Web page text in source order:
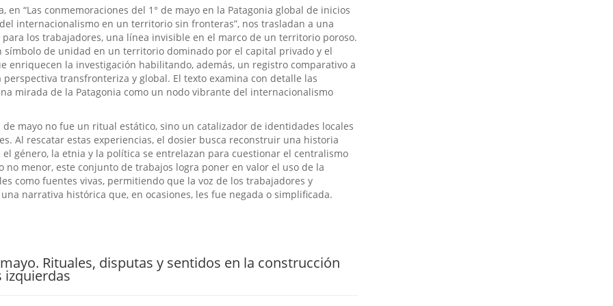
en “Las conmemoraciones del 1° de mayo en la Patagonia global de inicios
internacionalismo en un territorio sin fronteras”, nos trasladan a una
los trabajadores, una línea invisible en el marco de un territorio poroso.
símbolo de unidad en un territorio dominado por el capital privado y el
enriquecen la investigación habilitando, además, un registro comparativo a
transfronteriza y global. El texto examina con detalle las
mirada de la Patagonia como un nodo vibrante del internacionalismo
mayo no fue un ritual estático, sino un catalizador de identidades locales
Al rescatar estas experiencias, el dosier busca reconstruir una historia
género, la etnia y la política se entrelazan para cuestionar el centralismo
menor, este conjunto de trabajos logra poner en valor el uso de la
como fuentes vivas, permitiendo que la voz de los trabajadores y
narrativa histórica que, en ocasiones, les fue negada o simplificada.
Rituales, disputas y sentidos en la construcción